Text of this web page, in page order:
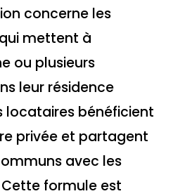
concerne les
mettent à
ou plusieurs
leur résidence
locataires bénéficient
privée et partagent
avec les
formule est